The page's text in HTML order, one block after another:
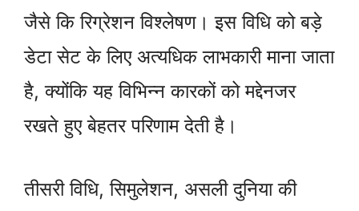
जैसे कि रिग्रेशन विश्लेषण। इस विधि को बड़े
डेटा सेट के लिए अत्यधिक लाभकारी माना जाता
है, क्योंकि यह विभिन्न कारकों को मद्देनजर
रखते हुए बेहतर परिणाम देती है।
तीसरी विधि, सिमुलेशन, असली दुनिया की